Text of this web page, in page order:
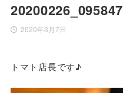
20200226_095847
2020年3月7日
トマト店長です♪